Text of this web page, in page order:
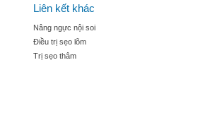
Liên kết khác
Nâng ngực nội soi
Điều trị sẹo lõm
Trị sẹo thâm